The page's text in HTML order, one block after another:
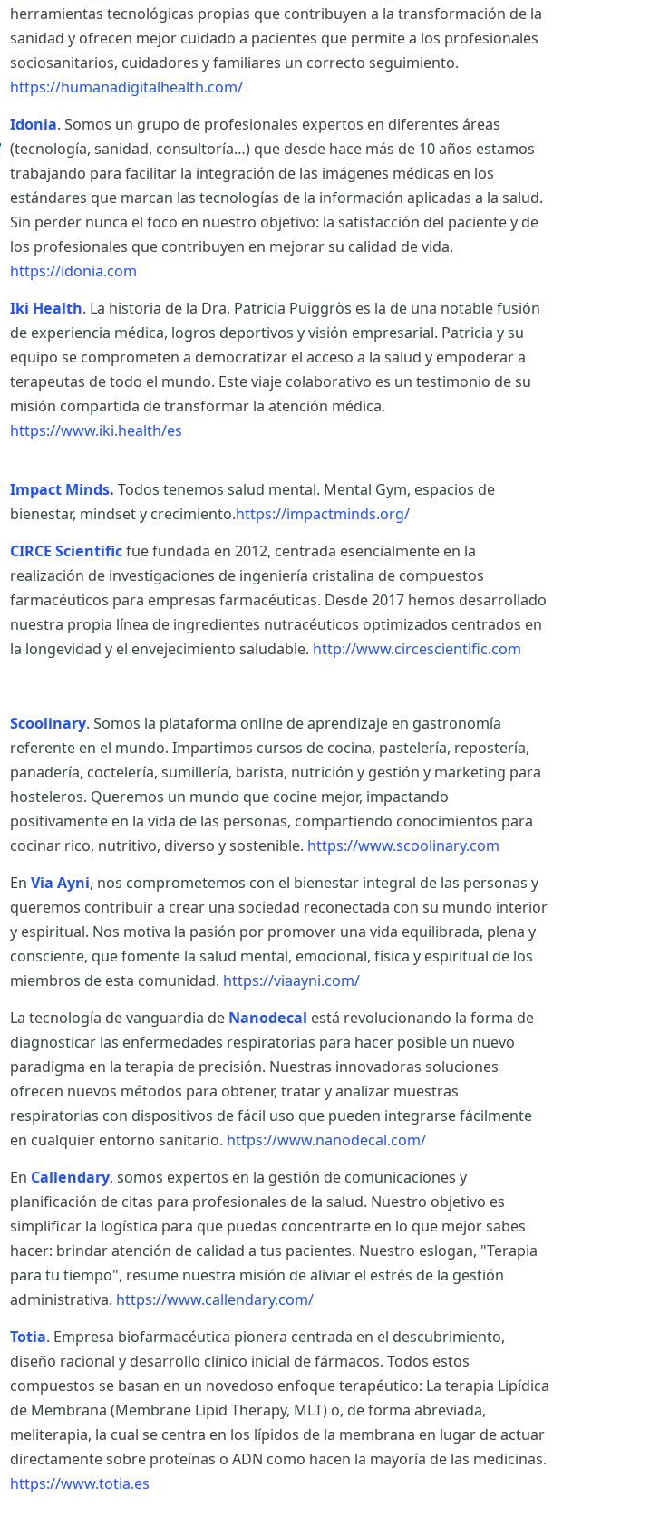
herramientas tecnológicas propias que contribuyen a la transformación de la
sanidad y ofrecen mejor cuidado a pacientes que permite a los profesionales
sociosanitarios, cuidadores y familiares un correcto seguimiento.
https://humanadigitalhealth.com/
Idonia. Somos un grupo de profesionales expertos en diferentes áreas
(tecnología, sanidad, consultoría…) que desde hace más de 10 años estamos
trabajando para facilitar la integración de las imágenes médicas en los
estándares que marcan las tecnologías de la información aplicadas a la salud.
Sin perder nunca el foco en nuestro objetivo: la satisfacción del paciente y de
los profesionales que contribuyen en mejorar su calidad de vida.
https://idonia.com
Iki Health. La historia de la Dra. Patricia Puiggròs es la de una notable fusión
de experiencia médica, logros deportivos y visión empresarial. Patricia y su
equipo se comprometen a democratizar el acceso a la salud y empoderar a
terapeutas de todo el mundo. Este viaje colaborativo es un testimonio de su
misión compartida de transformar la atención médica.
https://www.iki.health/es
Impact Minds. Todos tenemos salud mental. Mental Gym, espacios de
bienestar, mindset y crecimiento.https://impactminds.org/
CIRCE Scientificfue fundada en 2012, centrada esencialmente en la
realización de investigaciones de ingeniería cristalina de compuestos
farmacéuticos para empresas farmacéuticas. Desde 2017 hemos desarrollado
nuestra propia línea de ingredientes nutracéuticos optimizados centrados en
la longevidad y el envejecimiento saludable. http://www.circescientific.com
Scoolinary. Somos la plataforma online de aprendizaje en gastronomía
referente en el mundo. Impartimos cursos de cocina, pastelería, repostería,
panadería, coctelería, sumillería, barista, nutrición y gestión y marketing para
hosteleros. Queremos un mundo que cocine mejor, impactando
positivamente en la vida de las personas, compartiendo conocimientos para
cocinar rico, nutritivo, diverso y sostenible. https://www.scoolinary.com
En Via Ayni, nos comprometemos con el bienestar integral de las personas y
queremos contribuir a crear una sociedad reconectada con su mundo interior
y espiritual. Nos motiva la pasión por promover una vida equilibrada, plena y
consciente, que fomente la salud mental, emocional, física y espiritual de los
miembros de esta comunidad. https://viaayni.com/
La tecnología de vanguardia de Nanodecal está revolucionando la forma de
diagnosticar las enfermedades respiratorias para hacer posible un nuevo
paradigma en la terapia de precisión. Nuestras innovadoras soluciones
ofrecen nuevos métodos para obtener, tratar y analizar muestras
respiratorias con dispositivos de fácil uso que pueden integrarse fácilmente
en cualquier entorno sanitario. https://www.nanodecal.com/
En Callendary, somos expertos en la gestión de comunicaciones y
planificación de citas para profesionales de la salud. Nuestro objetivo es
simplificar la logística para que puedas concentrarte en lo que mejor sabes
hacer: brindar atención de calidad a tus pacientes. Nuestro eslogan, "Terapia
para tu tiempo", resume nuestra misión de aliviar el estrés de la gestión
administrativa. https://www.callendary.com/
Totia. Empresa biofarmacéutica pionera centrada en el descubrimiento,
diseño racional y desarrollo clínico inicial de fármacos. Todos estos
compuestos se basan en un novedoso enfoque terapéutico: La terapia Lipídica
de Membrana (Membrane Lipid Therapy, MLT) o, de forma abreviada,
meliterapia, la cual se centra en los lípidos de la membrana en lugar de actuar
directamente sobre proteínas o ADN como hacen la mayoría de las medicinas.
https://www.totia.es